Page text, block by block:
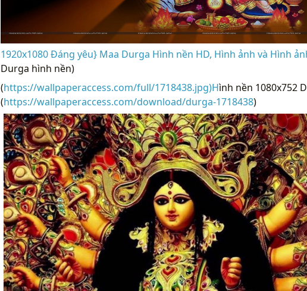
1920x1080 Đáng yêu} Maa Durga Hình nền HD, Hình ảnh và Hình
Durga hình nền)
(https://wallpaperaccess.com/full/1718438.jpg)Hình nền 1080x752
(https://wallpaperaccess.com/download/durga-1718438)